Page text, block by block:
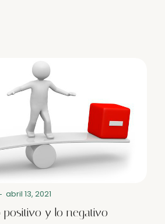
abril 13, 2021
positivo y lo negativo